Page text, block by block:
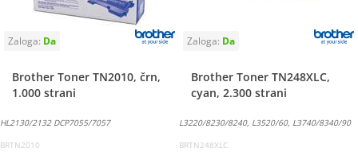
Brother Toner TN2010, črn,
1.000 strani
HL2130/2132 DCP7055/7057
BRTN2010
Brother Toner TN248XLC,
cyan, 2.300 strani
L3220/8230/8240, L3520/60, L3740/8340/90
BRTN248XLC